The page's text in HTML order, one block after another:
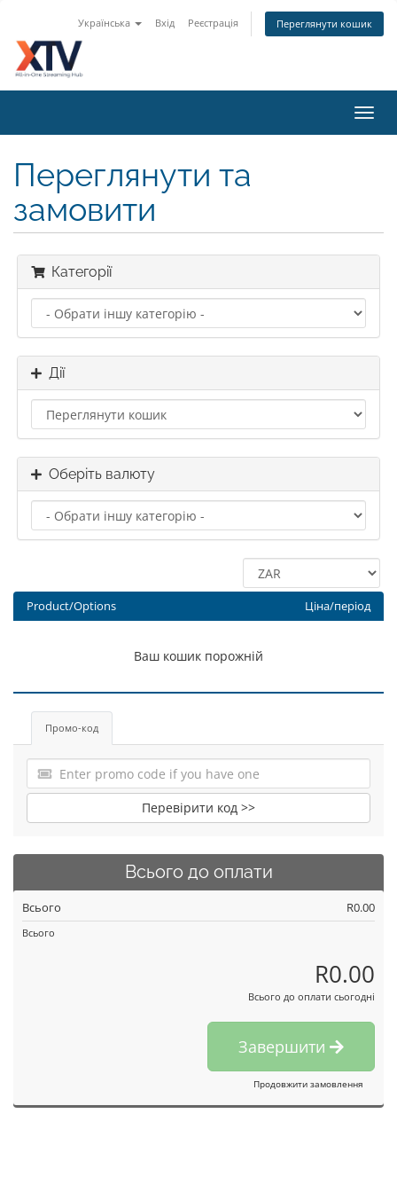
Українська Вхід Реєстрація Переглянути кошик
Переглянути та
замовити
Категорії
Дії
Оберіть валюту
Product/Options Ціна/період
Ваш кошик порожній
Промо-код
Перевірити код >>
Всього до оплати
Всього R0.00
Всього
R0.00
Всього до оплати сьогодні
Завершити
Продовжити замовлення